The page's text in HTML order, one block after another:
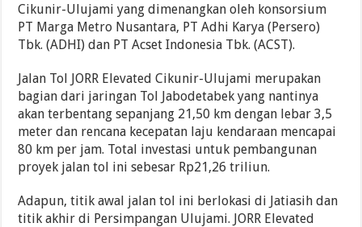
Cikunir-Ulujami yang dimenangkan oleh konsorsium
PT Marga Metro Nusantara, PT Adhi Karya (Persero)
Tbk. (ADHI) dan PT Acset Indonesia Tbk. (ACST).
Jalan Tol JORR Elevated Cikunir-Ulujami merupakan
bagian dari jaringan Tol Jabodetabek yang nantinya
akan terbentang sepanjang 21,50 km dengan lebar 3,5
meter dan rencana kecepatan laju kendaraan mencapai
80 km per jam. Total investasi untuk pembangunan
proyek jalan tol ini sebesar Rp21,26 triliun.
Adapun, titik awal jalan tol ini berlokasi di Jatiasih dan
titik akhir di Persimpangan Ulujami. JORR Elevated